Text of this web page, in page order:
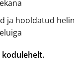
ja hooldatud